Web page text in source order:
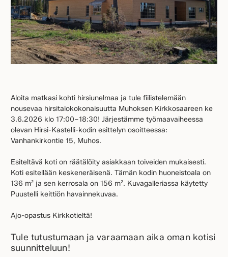
Aloita matkasi kohti hirsiunelmaa ja tule fiilistelemään
nousevaa hirsitalokokonaisuutta Muhoksen Kirkkosaareen ke
3.6.2026 klo 17:00–18:30! Järjestämme työmaavaiheessa
olevan Hirsi-Kastelli-kodin esittelyn osoitteessa:
Vanhankirkontie 15, Muhos.
Esiteltävä koti on räätälöity asiakkaan toiveiden mukaisesti.
Koti esitellään keskeneräisenä. Tämän kodin huoneistoala on
136 m² ja sen kerrosala on 156 m². Kuvagalleriassa käytetty
Puustelli keittiön havainnekuvaa.
Ajo-opastus Kirkkotieltä!
Tule tutustumaan ja varaamaan aika oman kotisi
suunnitteluun!